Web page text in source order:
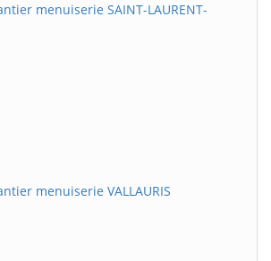
menuiserie SAINT-LAURENT-
menuiserie VALLAURIS